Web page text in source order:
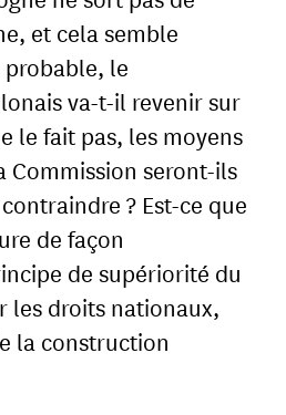
et cela semble
le
va-t-il revenir sur
le fait pas, les moyens
Commission seront-ils
? Est-ce que
de façon
de supériorité du
les droits nationaux,
la construction